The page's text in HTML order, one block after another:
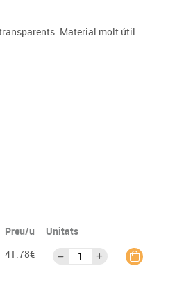
Material molt útil
Preu/u
Unitats
41.78€